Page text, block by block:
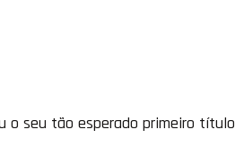
o seu tão esperado primeiro título